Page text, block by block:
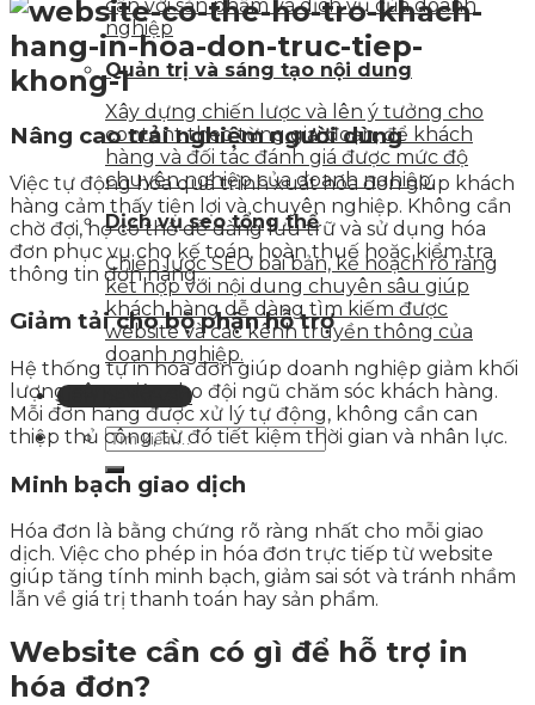
cận với sản phẩm và dịch vụ của doanh
nghiệp
Quản trị và sáng tạo nội dung
Xây dựng chiến lược và lên ý tưởng cho
content theo từng giai đoạn, để khách
hàng và đối tác đánh giá được mức độ
chuyên nghiệp của doanh nghiệp.
Dịch vụ seo tổng thể
Chiến lược SEO bài bản, kế hoạch rõ ràng
kết hợp với nội dung chuyên sâu giúp
khách hàng dễ dàng tìm kiếm được
website và các kênh truyền thông của
doanh nghiệp.
Liên hệ tư vấn
Nâng cao trải nghiệm người dùng
Việc tự động hóa quá trình xuất hóa đơn giúp khách
hàng cảm thấy tiện lợi và chuyên nghiệp. Không cần
chờ đợi, họ có thể dễ dàng lưu trữ và sử dụng hóa
đơn phục vụ cho kế toán, hoàn thuế hoặc kiểm tra
thông tin đơn hàng.
Giảm tải cho bộ phận hỗ trợ
Hệ thống tự in hóa đơn giúp doanh nghiệp giảm khối
lượng công việc cho đội ngũ chăm sóc khách hàng.
Mỗi đơn hàng được xử lý tự động, không cần can
thiệp thủ công, từ đó tiết kiệm thời gian và nhân lực.
Minh bạch giao dịch
Hóa đơn là bằng chứng rõ ràng nhất cho mỗi giao
dịch. Việc cho phép in hóa đơn trực tiếp từ website
giúp tăng tính minh bạch, giảm sai sót và tránh nhầm
lẫn về giá trị thanh toán hay sản phẩm.
Website cần có gì để hỗ trợ in
hóa đơn?